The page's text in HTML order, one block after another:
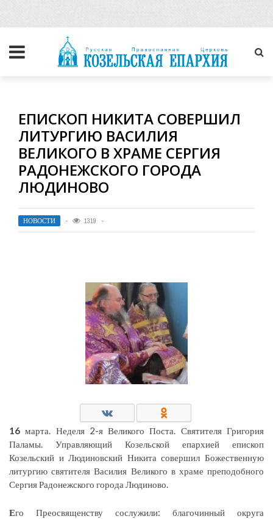
ЕПИСКОП НИКИТА СОВЕРШИЛ
ЛИТУРГИЮ ВАСИЛИЯ
ВЕЛИКОГО В ХРАМЕ СЕРГИЯ
РАДОНЕЖСКОГО ГОРОДА
ЛЮДИНОВО
НОВОСТИ 1319
16 марта. Неделя 2-я Великого Поста. Святителя Григория
Паламы. Управляющий Козельской епархией епископ
Козельский и Людиновский Никита совершил Божественную
литургию святителя Василия Великого в храме преподобного
Сергия Радонежского города Людиново.
Его Преосвященству сослужили: благочинный округа